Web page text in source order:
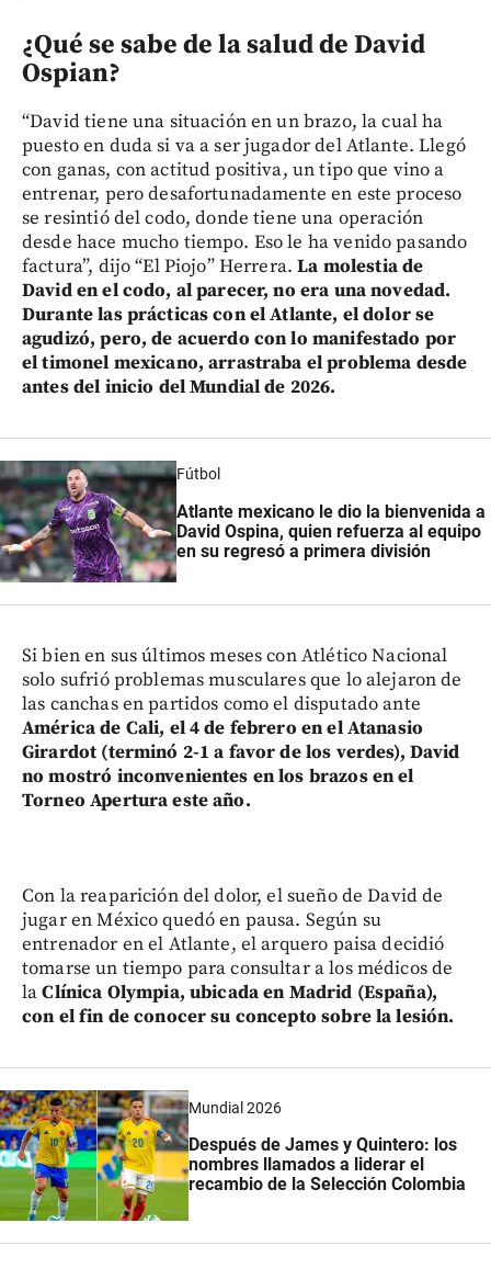
¿Qué se sabe de la salud de David
Ospian?
“David tiene una situación en un brazo, la cual ha
puesto en duda si va a ser jugador del Atlante. Llegó
con ganas, con actitud positiva, un tipo que vino a
entrenar, pero desafortunadamente en este proceso
se resintió del codo, donde tiene una operación
desde hace mucho tiempo. Eso le ha venido pasando
factura”, dijo “El Piojo” Herrera. La molestia de
David en el codo, al parecer, no era una novedad.
Durante las prácticas con el Atlante, el dolor se
agudizó, pero, de acuerdo con lo manifestado por
el timonel mexicano, arrastraba el problema desde
antes del inicio del Mundial de 2026.
Fútbol
Atlante mexicano le dio la bienvenida a
David Ospina, quien refuerza al equipo
en su regresó a primera división
Si bien en sus últimos meses con Atlético Nacional
solo sufrió problemas musculares que lo alejaron de
las canchas en partidos como el disputado ante
América de Cali, el 4 de febrero en el Atanasio
Girardot (terminó 2-1 a favor de los verdes), David
no mostró inconvenientes en los brazos en el
Torneo Apertura este año.
Con la reaparición del dolor, el sueño de David de
jugar en México quedó en pausa. Según su
entrenador en el Atlante, el arquero paisa decidió
tomarse un tiempo para consultar a los médicos de
laClínica Olympia, ubicada en Madrid (España),
con el fin de conocer su concepto sobre la lesión.
Mundial 2026
Después de James y Quintero: los
nombres llamados a liderar el
recambio de la Selección Colombia